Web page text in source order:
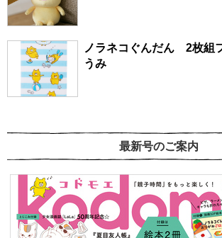
ノラネコぐんだん 2枚組
うみ
最新号のご案内